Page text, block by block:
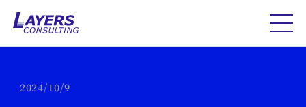
2024/10/9